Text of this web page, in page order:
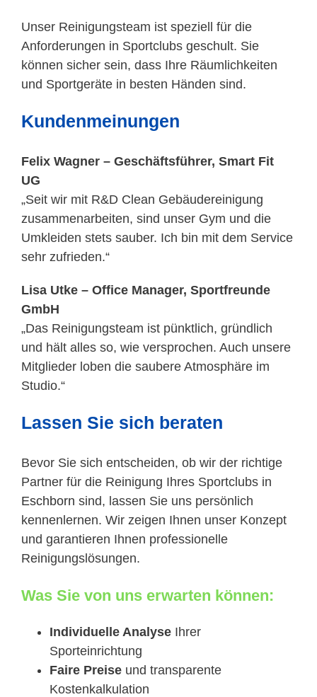
Unser Reinigungsteam ist speziell für die
Anforderungen in Sportclubs geschult. Sie
können sicher sein, dass Ihre Räumlichkeiten
und Sportgeräte in besten Händen sind.
Kundenmeinungen
Felix Wagner – Geschäftsführer, Smart Fit
UG
„Seit wir mit R&D Clean Gebäudereinigung
zusammenarbeiten, sind unser Gym und die
Umkleiden stets sauber. Ich bin mit dem Service
sehr zufrieden.“
Lisa Utke – Office Manager, Sportfreunde
GmbH
„Das Reinigungsteam ist pünktlich, gründlich
und hält alles so, wie versprochen. Auch unsere
Mitglieder loben die saubere Atmosphäre im
Studio.“
Lassen Sie sich beraten
Bevor Sie sich entscheiden, ob wir der richtige
Partner für die Reinigung Ihres Sportclubs in
Eschborn sind, lassen Sie uns persönlich
kennenlernen. Wir zeigen Ihnen unser Konzept
und garantieren Ihnen professionelle
Reinigungslösungen.
Was Sie von uns erwarten können:
Individuelle Analyse Ihrer
Sporteinrichtung
Faire Preise und transparente
Kostenkalkulation